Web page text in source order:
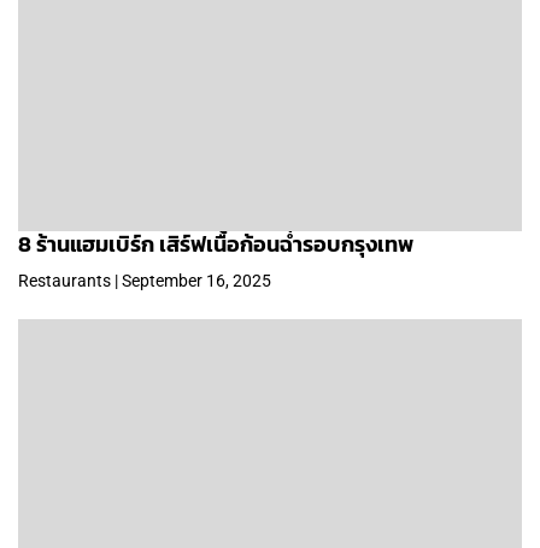
8 ร้านแฮมเบิร์ก เสิร์ฟเนื้อก้อนฉ่ำรอบกรุงเทพ
Restaurants | September 16, 2025